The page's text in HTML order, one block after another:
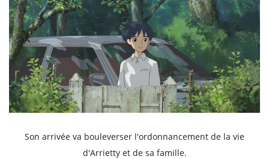
Son arrivée va bouleverser l'ordonnancement de la vie
d'Arrietty et de sa famille.